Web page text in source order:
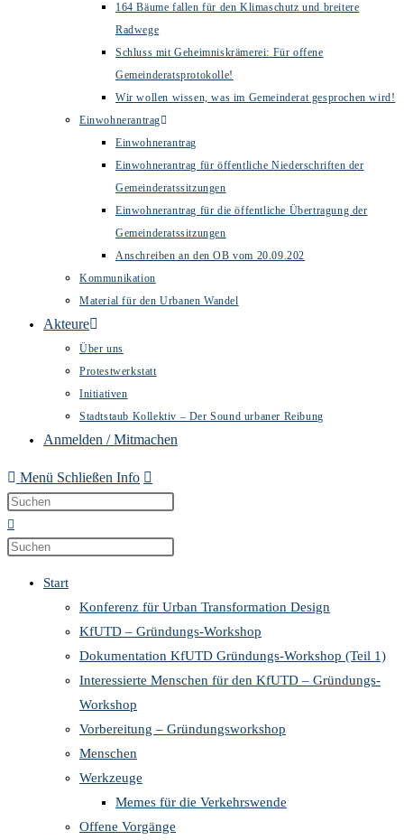
164 Bäume fallen für den Klimaschutz und breitere
Radwege
Schluss mit Geheimniskrämerei: Für offene
Gemeinderatsprotokolle!
Wir wollen wissen, was im Gemeinderat gesprochen wird!
Einwohnerantrag
Einwohnerantrag
Einwohnerantrag für öffentliche Niederschriften der
Gemeinderatssitzungen
Einwohnerantrag für die öffentliche Übertragung der
Gemeinderatssitzungen
Anschreiben an den OB vom 20.09.202
Kommunikation
Material für den Urbanen Wandel
Akteure
Über uns
Protestwerkstatt
Initiativen
Stadtstaub Kollektiv – Der Sound urbaner Reibung
Anmelden / Mitmachen
Menü Schließen Info
Start
Konferenz für Urban Transformation Design
KfUTD – Gründungs-Workshop
Dokumentation KfUTD Gründungs-Workshop (Teil 1)
Interessierte Menschen für den KfUTD – Gründungs-
Workshop
Vorbereitung – Gründungsworkshop
Menschen
Werkzeuge
Memes für die Verkehrswende
Offene Vorgänge